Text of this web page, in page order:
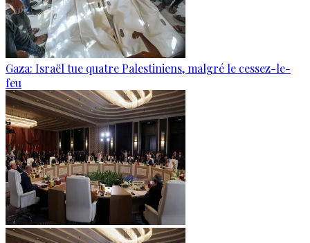
Gaza: Israël tue quatre Palestiniens, malgré le cessez-le-
feu